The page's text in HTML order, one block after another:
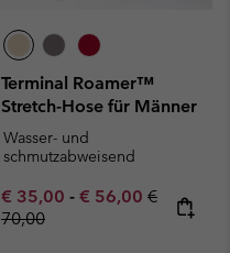
Terminal Roamer™
Stretch-Hose für Männer
Wasser- und
schmutzabweisend
Minimum sale price:
€ 35,00 - Maximum sale
€ 56,00 Regular
€
70,00